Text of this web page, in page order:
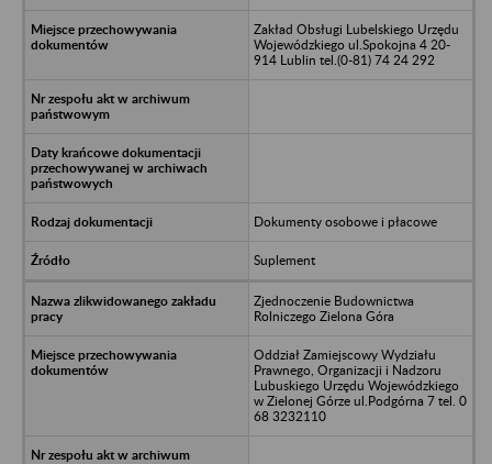
Zakład Obsługi Lubelskiego Urzędu
Wojewódzkiego ul.Spokojna 4 20-
914 Lublin tel.(0-81) 74 24 292
Dokumenty osobowe i płacowe
Suplement
Zjednoczenie Budownictwa
Rolniczego Zielona Góra
Oddział Zamiejscowy Wydziału
Prawnego, Organizacji i Nadzoru
Lubuskiego Urzędu Wojewódzkiego
w Zielonej Górze ul.Podgórna 7 tel. 0
68 3232110